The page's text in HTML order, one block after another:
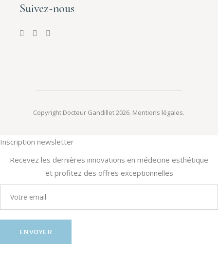
Suivez-nous
Copyright Docteur Gandillet 2026. Mentions légales.
Inscription newsletter
Recevez les dernières innovations en médecine esthétique
et profitez des offres exceptionnelles
ENVOYER